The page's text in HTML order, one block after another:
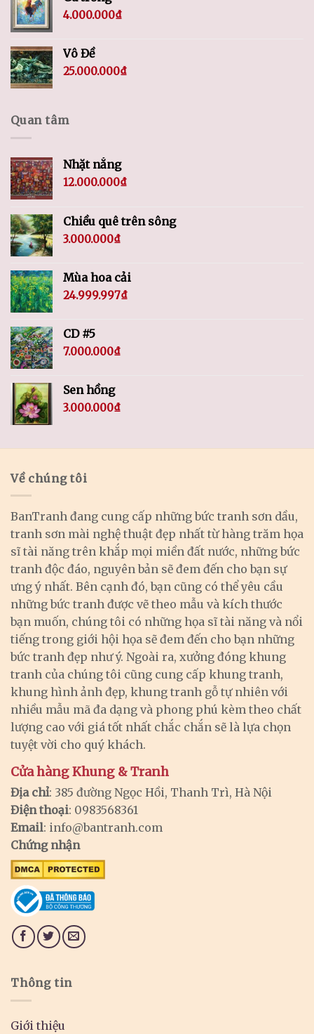
4.000.000₫
Vô Đề
25.000.000₫
Quan tâm
Nhặt nắng
12.000.000₫
Chiều quê trên sông
3.000.000₫
Mùa hoa cải
24.999.997₫
CD #5
7.000.000₫
Sen hồng
3.000.000₫
Về chúng tôi
BanTranh đang cung cấp những bức tranh sơn dầu,
tranh sơn mài nghệ thuật đẹp nhất từ hàng trăm họa
sĩ tài năng trên khắp mọi miền đất nước, những bức
tranh độc đáo, nguyên bản sẽ đem đến cho bạn sự
ưng ý nhất. Bên cạnh đó, bạn cũng có thể yêu cầu
những bức tranh được vẽ theo mẫu và kích thước
bạn muốn, chúng tôi có những họa sĩ tài năng và nổi
tiếng trong giới hội họa sẽ đem đến cho bạn những
bức tranh đẹp như ý. Ngoài ra, xưởng đóng khung
tranh của chúng tôi cũng cung cấp khung tranh,
khung hình ảnh đẹp, khung tranh gỗ tự nhiên với
nhiều mẫu mã đa dạng và phong phú kèm theo chất
lượng cao với giá tốt nhất chắc chắn sẽ là lựa chọn
tuyệt vời cho quý khách.
Cửa hàng Khung & Tranh
Địa chỉ: 385 đường Ngọc Hồi, Thanh Trì, Hà Nội
Điện thoại: 0983568361
Email: info@bantranh.com
Chứng nhận
Thông tin
Giới thiệu